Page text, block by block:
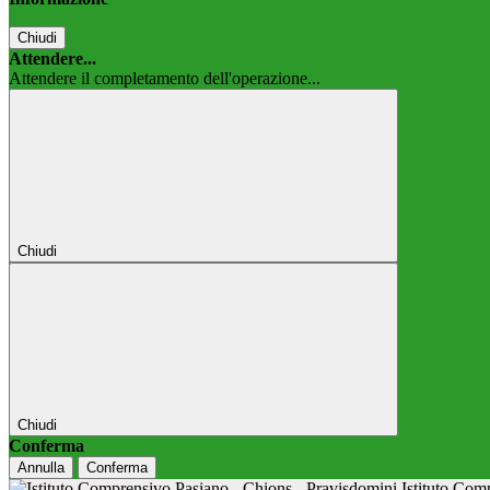
Chiudi
Attendere...
Attendere il completamento dell'operazione...
Chiudi
Chiudi
Conferma
Annulla Conferma